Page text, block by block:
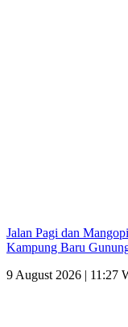
Jalan Pagi dan
Kampung Baru
9 August 2026 | 11:27